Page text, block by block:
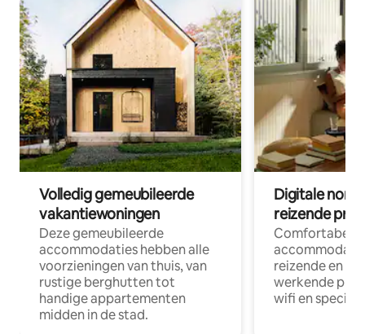
Volledig gemeubileerde
vakantiewoningen
Deze gemeubileerde
accommodaties hebben alle
voorzieningen van thuis, van
rustige berghutten tot
handige appartementen
midden in de stad.
Digitale
reizende
Comfortabele
reizende en
werkende
wifi en